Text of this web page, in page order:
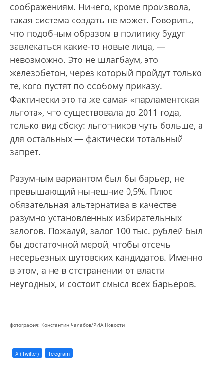
соображениям. Ничего, кроме произвола,
такая система создать не может. Говорить,
что подобным образом в политику будут
завлекаться какие-то новые лица, —
невозможно. Это не шлагбаум, это
железобетон, через который пройдут только
те, кого пустят по особому приказу.
Фактически это та же самая «парламентская
льгота», что существовала до 2011 года,
только вид сбоку: льготников чуть больше, а
для остальных — фактически тотальный
запрет.
Разумным вариантом был бы барьер, не
превышающий нынешние 0,5%. Плюс
обязательная альтернатива в качестве
разумно установленных избирательных
залогов. Пожалуй, залог 100 тыс. рублей был
бы достаточной мерой, чтобы отсечь
несерьезных шутовских кандидатов. Именно
в этом, а не в отстранении от власти
неугодных, и состоит смысл всех барьеров.
фотография: Константин Чалабов/РИА Новости
X (Twitter) Telegram